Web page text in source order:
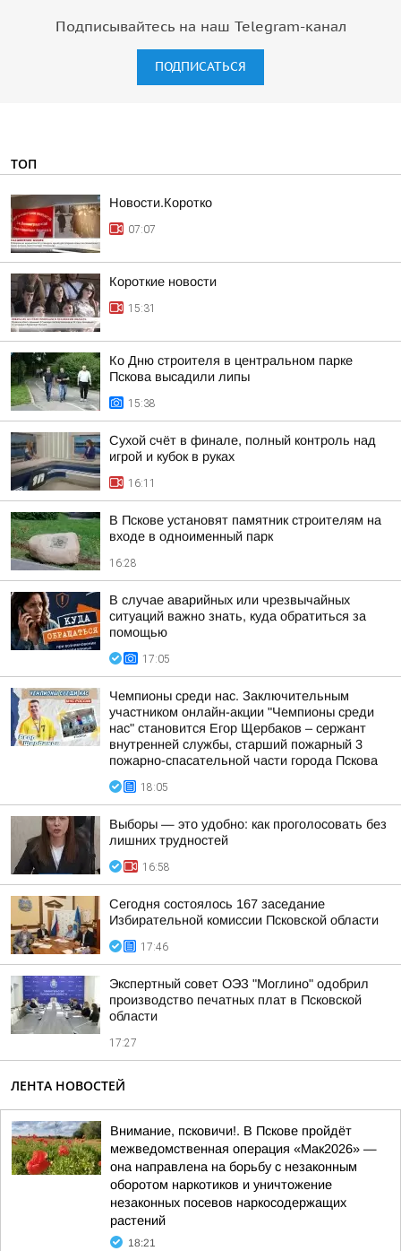
Подписывайтесь на наш Telegram-канал
ПОДПИСАТЬСЯ
ТОП
Новости.Коротко
07:07
Короткие новости
15:31
Ко Дню строителя в центральном парке
Пскова высадили липы
15:38
Сухой счёт в финале, полный контроль над
игрой и кубок в руках
16:11
В Пскове установят памятник строителям на
входе в одноименный парк
16:28
В случае аварийных или чрезвычайных
ситуаций важно знать, куда обратиться за
помощью
17:05
Чемпионы среди нас. Заключительным
участником онлайн-акции "Чемпионы среди
нас" становится Егор Щербаков – сержант
внутренней службы, старший пожарный 3
пожарно-спасательной части города Пскова
18:05
Выборы — это удобно: как проголосовать без
лишних трудностей
16:58
Сегодня состоялось 167 заседание
Избирательной комиссии Псковской области
17:46
Экспертный совет ОЭЗ "Моглино" одобрил
производство печатных плат в Псковской
области
17:27
ЛЕНТА НОВОСТЕЙ
Внимание, псковичи!. В Пскове пройдёт
межведомственная операция «Мак2026» —
она направлена на борьбу с незаконным
оборотом наркотиков и уничтожение
незаконных посевов наркосодержащих
растений
18:21